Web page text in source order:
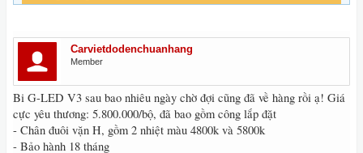
Carvietdodenchuanhang
Member
Bi G-LED V3 sau bao nhiêu ngày chờ đợi cũng đã về hàng rồi ạ! Giá
cực yêu thương: 5.800.000/bộ, đã bao gồm công lắp đặt
- Chân đuôi vặn H, gồm 2 nhiệt màu 4800k và 5800k
- Bảo hành 18 tháng